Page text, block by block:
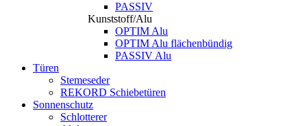
PASSIV
Kunststoff/Alu
OPTIM Alu
OPTIM Alu flächenbündig
PASSIV Alu
Türen
Stemeseder
REKORD Schiebetüren
Sonnenschutz
Schlotterer